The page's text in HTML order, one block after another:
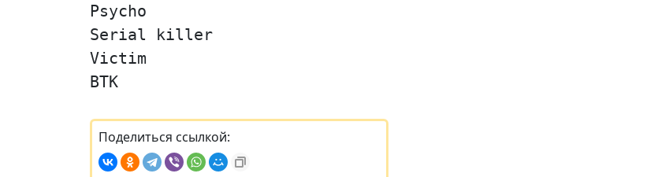
Psycho
Serial killer
Victim
BTK
Поделиться ссылкой: